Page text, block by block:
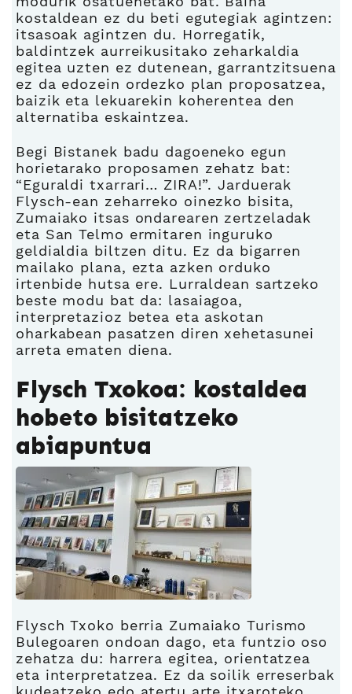
kostaldean ez du beti egutegiak agintzen:
itsasoak agintzen du. Horregatik,
baldintzek aurreikusitako zeharkaldia
egitea uzten ez dutenean, garrantzitsuena
ez da edozein ordezko plan proposatzea,
baizik eta lekuarekin koherentea den
alternatiba eskaintzea.
Begi Bistanek badu dagoeneko egun
horietarako proposamen zehatz bat:
“Eguraldi txarrari… ZIRA!”. Jarduerak
Flysch-ean zeharreko oinezko bisita,
Zumaiako itsas ondarearen zertzeladak
eta San Telmo ermitaren inguruko
geldialdia biltzen ditu. Ez da bigarren
mailako plana, ezta azken orduko
irtenbide hutsa ere. Lurraldean sartzeko
beste modu bat da: lasaiagoa,
interpretazioz betea eta askotan
oharkabean pasatzen diren xehetasunei
arreta ematen diena.
Flysch Txokoa: kostaldea
hobeto bisitatzeko
abiapuntua
Flysch Txoko berria Zumaiako Turismo
Bulegoaren ondoan dago, eta funtzio oso
zehatza du: harrera egitea, orientatzea
eta interpretatzea. Ez da soilik erreserbak